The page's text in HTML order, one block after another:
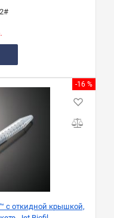
-16 %
с откидной крышкой,